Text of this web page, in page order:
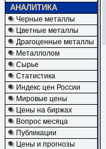
АНАЛИТИКА
Черные металлы
Цветные металлы
Драгоценные металлы
Металлолом
Сырье
Статистика
Индекс цен России
Мировые цены
Цены на биржах
Вопрос месяца
Публикации
Цены и прогнозы